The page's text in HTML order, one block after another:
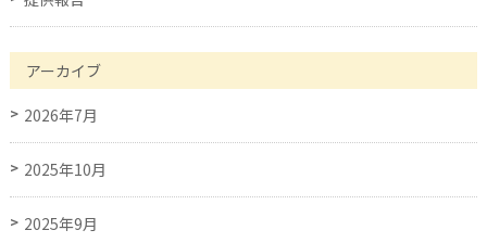
アーカイブ
2026年7月
2025年10月
2025年9月